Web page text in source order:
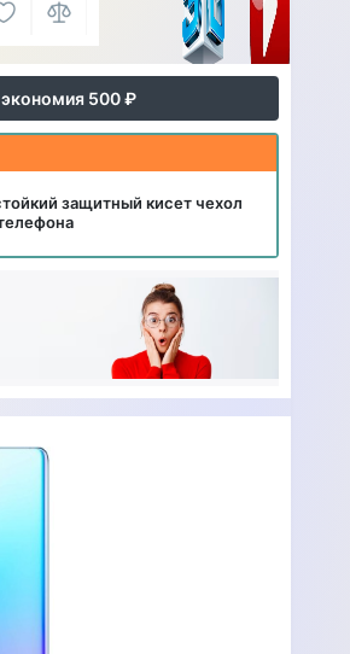
500 ₽
защитный кисет чехол